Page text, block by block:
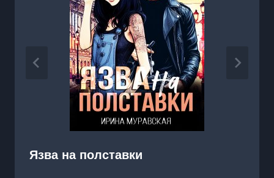
Язва на полставки